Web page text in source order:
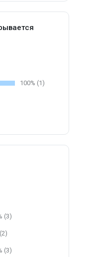
100% (1)
(3)
(3)